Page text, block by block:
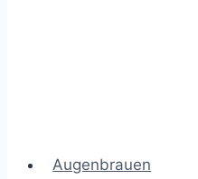
Augenbrauen